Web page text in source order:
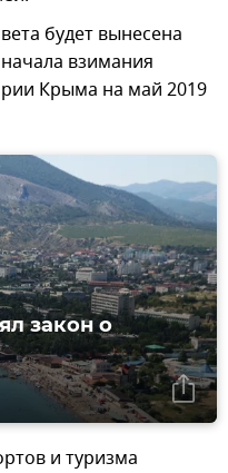
будет вынесена
взимания
Крыма на май 2019
закон о
и туризма